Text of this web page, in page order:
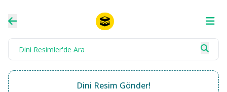
Dini Resim Gönder!